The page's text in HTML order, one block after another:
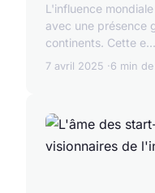
L'influence
avec une présence
continents. Cette e...
7 avril 2025 6 min